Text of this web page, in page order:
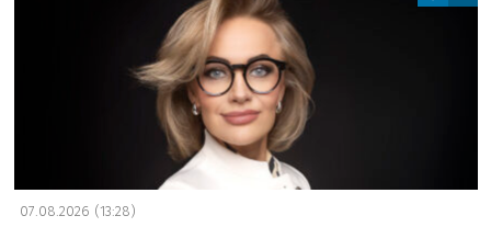
07.08.2026 (13:28)